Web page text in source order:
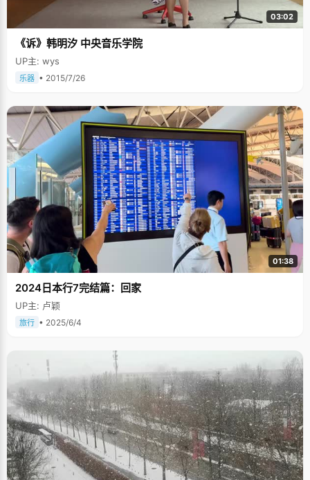
逃自习课去打乒乓球或者去网吧玩游戏，不过之前他都会跟老师打电话声明
一下"我今天不想去上课了。"高中压力大，适当的放松也能得到老师们的谅
隔壁班5V5，泡泡堂的水平达到了没有班级敢来挑战的成程度。 说到游戏，
朱诗雄学习计算机或多或少与之有些关系，他对计算机的兴趣也是从玩游戏
培养起来的："初中的时候，玩的游戏多了就想着自己也做游戏吧，于是就开
始自学编程，自己跑去书店买了很多书回来看，有什么问题就去找计算机老
去的那种"。因为这份爱好，朱诗雄被老师看中去参加计算机竞赛，并获得了
晋江市的第一名。此外，朱诗雄还有很多值得一提的荣誉，全国物理竞赛二
等奖，作文竞赛晋江第一名，希望杯全国数学竞赛二等奖。 朱诗雄的名校梦
想持续了两年，第一年，由于过度紧张，发挥失误，在强项科目数学上失利
30分，遗憾落榜，当时填志愿的时候，朱诗雄只填了复旦大学一个志愿，并
做好了复读的打算。第二年，他终于以679分的好成绩如愿进入北大，实现
梦想，并不在于时间的长短。朱诗雄高中状元以后，引起晋江市的一片哗
然，在此之前，还从未出现过高考状元呢，朱诗雄也算是首开记录的人，清
华、北大也次年里，也开始给这个学校分配自主招生名额了。 现在想起来，
高中时候那些忙碌难熬的日子已经不算什么了，因为在北大的生活更累，朱
诗雄说，"北大里人才济济，尤其是学计算机的人，课本以外要学的更多，实
践经验更重要，"所以，在北大的日子里，朱诗雄依然是忙忙碌碌，早起晚
归，不在实验室，就在去实验室的路上&hellip;&hellip; 编后语： 这里要插上
一句，那就是唯物辩证法，每一样新事物都有两面性，关键就在于看待他的
人是如何理解的。游戏，可以害人，可以助人，愚钝的人沉迷其中，不思进
取，比如很多迷途的青少年；聪明的人借以缓解压力，学习英语，或者升华
到更高层次，比如文章主人公朱诗雄。所以，我们不要一味的去批判什么、
说呢？
03:02
《诉》韩明汐 中央音乐学院
UP主: wys
乐器 • 2015/7/26
01:38
2024日本行7完结篇：回家
UP主: 卢颖
旅行 • 2025/6/4